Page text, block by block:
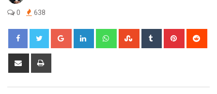
0 638
Google+ LinkedIn WhatsappStumbleUpon
Tumblr Pinterest
Share